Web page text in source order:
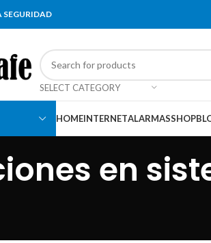
SEGURIDAD
SELECT CATEGORY
HOMEINTERNETALARMASSHOP
en